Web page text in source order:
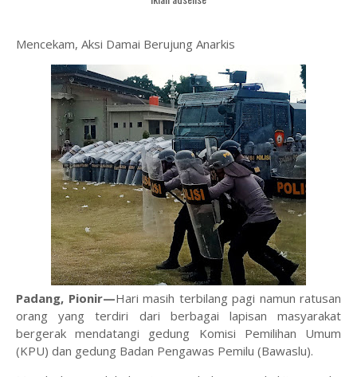
Mencekam, Aksi Damai Berujung Anarkis
Padang, Pionir—Hari masih terbilang pagi namun ratusan
orang yang terdiri dari berbagai lapisan masyarakat
bergerak mendatangi gedung Komisi Pemilihan Umum
(KPU) dan gedung Badan Pengawas Pemilu (Bawaslu).